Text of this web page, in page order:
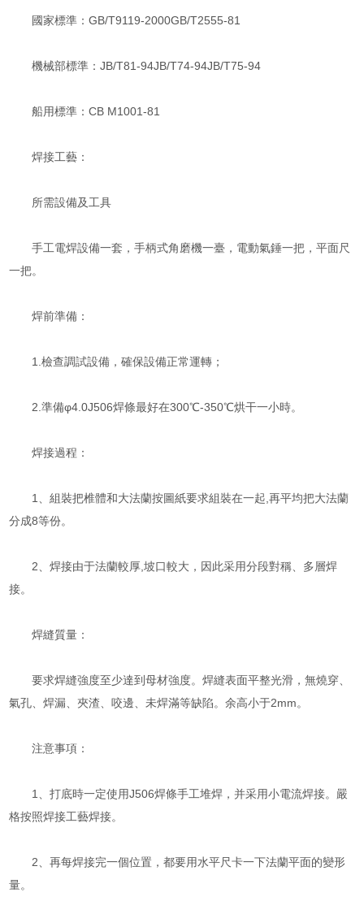
國家標準：GB/T9119-2000GB/T2555-81
機械部標準：JB/T81-94JB/T74-94JB/T75-94
船用標準：CB M1001-81
焊接工藝：
所需設備及工具
手工電焊設備一套，手柄式角磨機一臺，電動氣錘一把，平面尺
一把。
焊前準備：
1.檢查調試設備，確保設備正常運轉；
2.準備φ4.0J506焊條最好在300℃-350℃烘干一小時。
焊接過程：
1、組裝把椎體和大法蘭按圖紙要求組裝在一起,再平均把大法蘭
分成8等份。
2、焊接由于法蘭較厚,坡口較大，因此采用分段對稱、多層焊
接。
焊縫質量：
要求焊縫強度至少達到母材強度。焊縫表面平整光滑，無燒穿、
氣孔、焊漏、夾渣、咬邊、未焊滿等缺陷。余高小于2mm。
注意事項：
1、打底時一定使用J506焊條手工堆焊，并采用小電流焊接。嚴
格按照焊接工藝焊接。
2、再每焊接完一個位置，都要用水平尺卡一下法蘭平面的變形
量。